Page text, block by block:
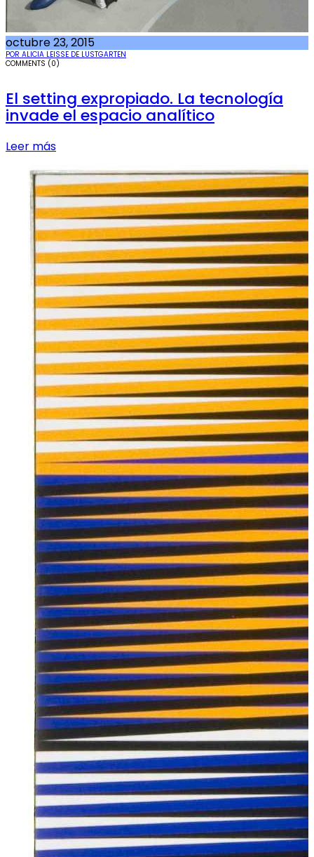
octubre 23, 2015
POR ALICIA LEISSE DE LUSTGARTEN
COMMENTS (0)
El setting expropiado. La tecnología
invade el espacio analítico
Leer más